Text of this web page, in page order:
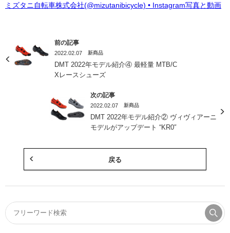
ミズタニ自転車株式会社(@mizutanibicycle) • Instagram写真と動画
前の記事
2022.02.07 新商品
DMT 2022年モデル紹介④ 最軽量 MTB/C
Xレースシューズ
次の記事
2022.02.07 新商品
DMT 2022年モデル紹介② ヴィヴィアーニ
モデルがアップデート “KR0″
戻る